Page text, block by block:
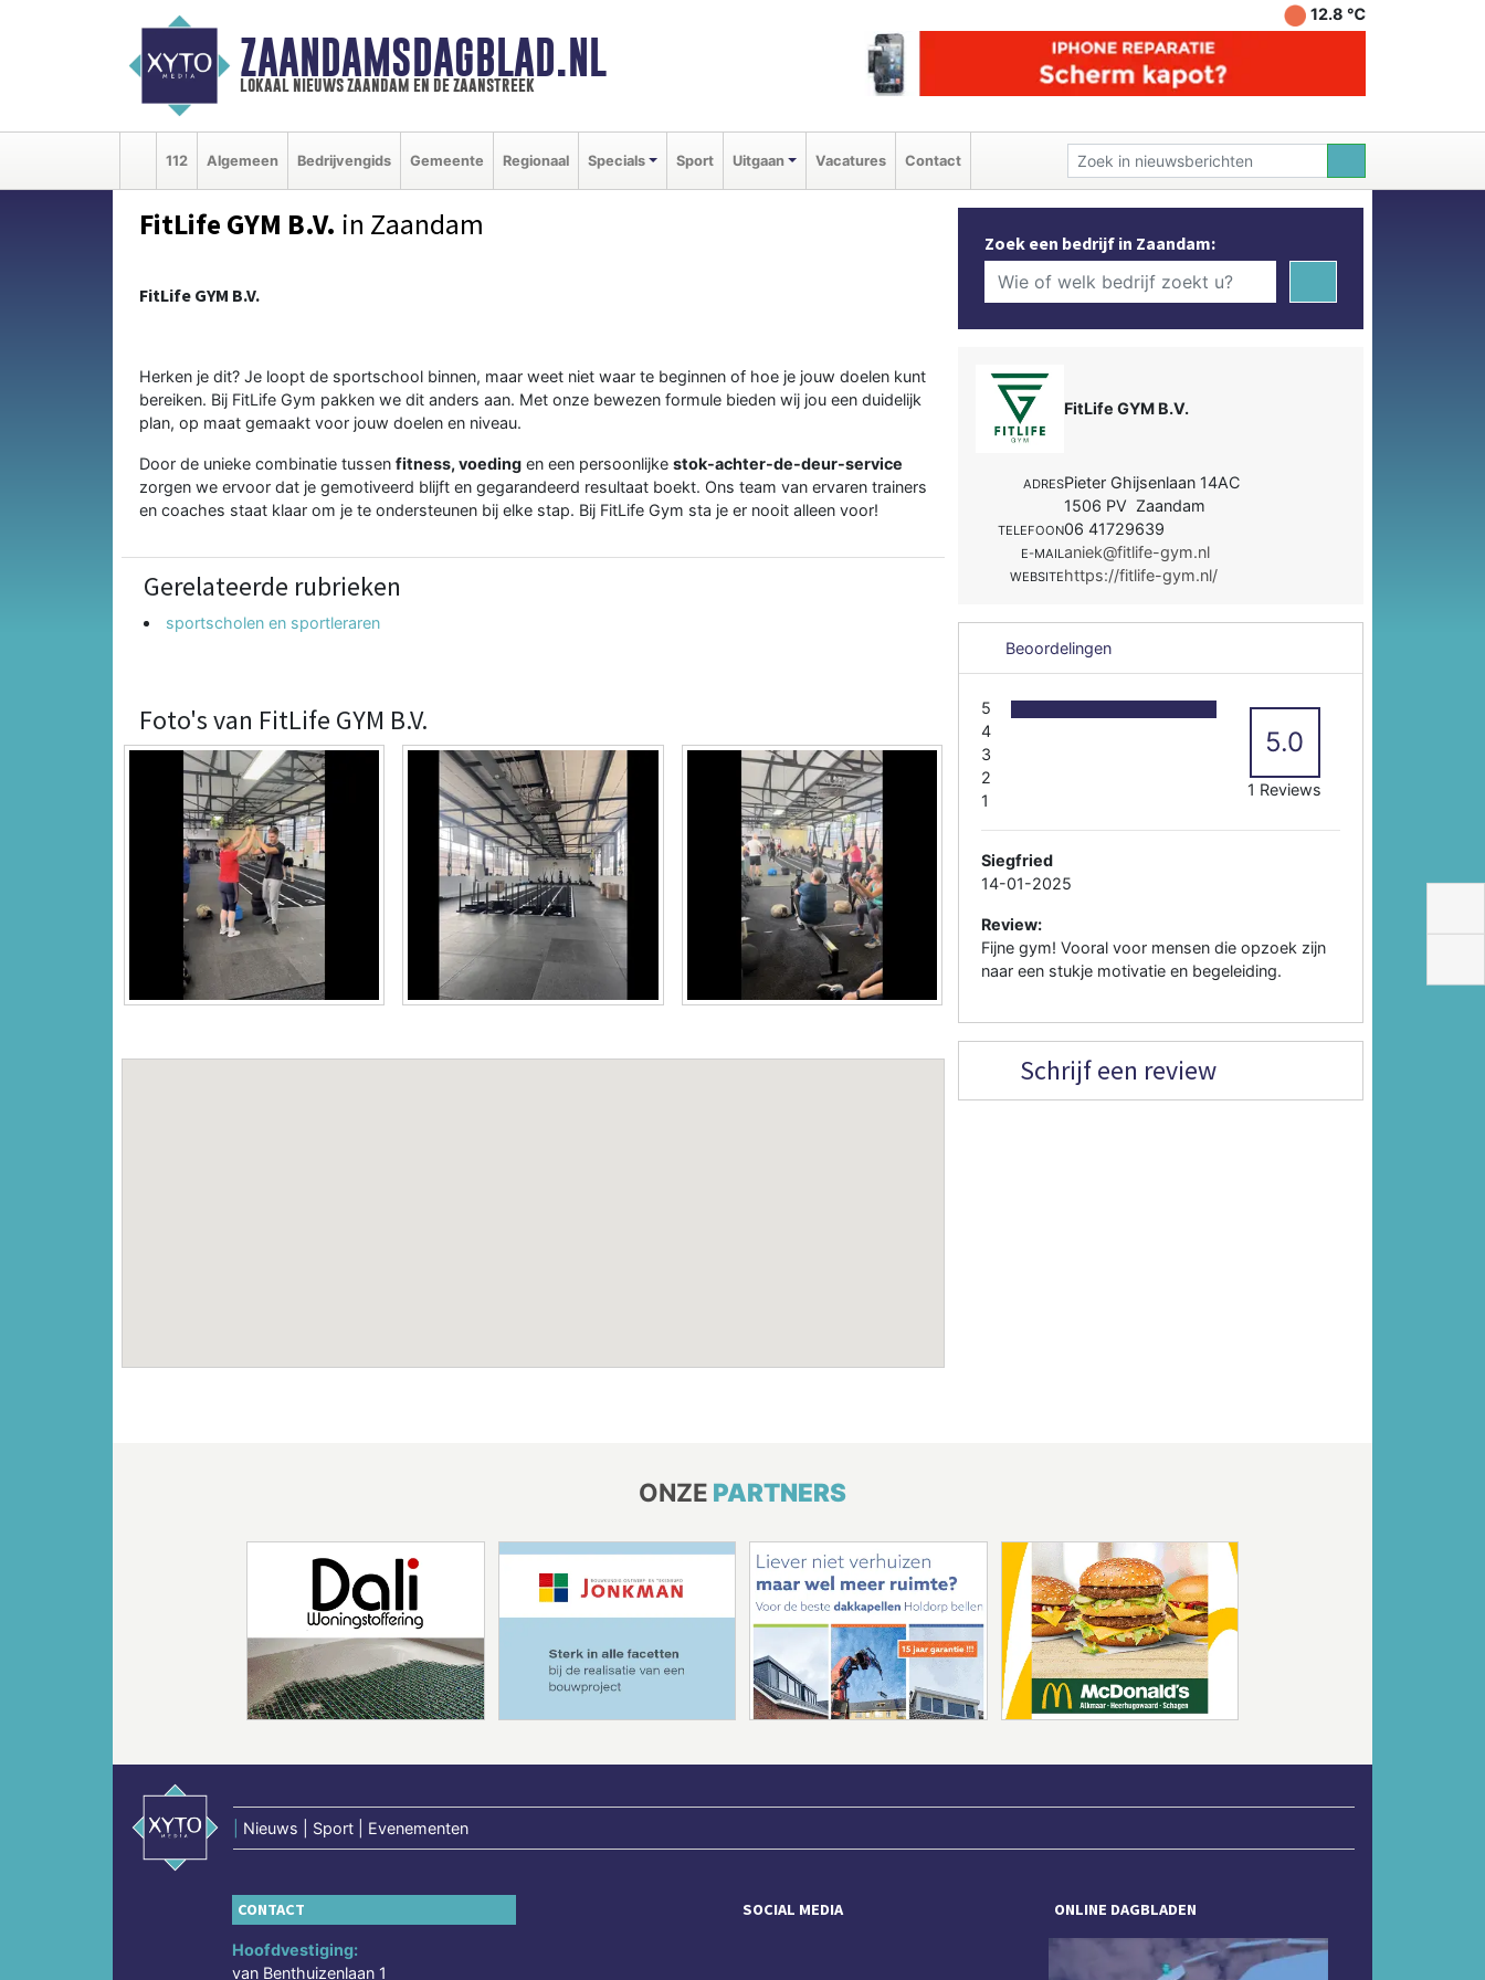
ZAANDAMSDAGBLAD.NL
lokaal nieuws zaandam en de zaanstreek
12.8 ℃
112 Algemeen Bedrijvengids Gemeente Regionaal Specials Sport Uitgaan Vacatures Contact
FitLife GYM B.V. in Zaandam
FitLife GYM B.V.
Herken je dit? Je loopt de sportschool binnen, maar weet niet waar te beginnen of hoe je jouw doelen kunt
bereiken. Bij FitLife Gym pakken we dit anders aan. Met onze bewezen formule bieden wij jou een duidelijk
plan, op maat gemaakt voor jouw doelen en niveau.
Door de unieke combinatie tussen fitness, voeding en een persoonlijke stok-achter-de-deur-service
zorgen we ervoor dat je gemotiveerd blijft en gegarandeerd resultaat boekt. Ons team van ervaren trainers
en coaches staat klaar om je te ondersteunen bij elke stap. Bij FitLife Gym sta je er nooit alleen voor!
Gerelateerde rubrieken
sportscholen en sportleraren
Foto's van FitLife GYM B.V.
Zoek een bedrijf in Zaandam:
FitLife GYM B.V.
ADRESPieter Ghijsenlaan 14AC
1506 PV Zaandam
TELEFOON06 41729639
E-MAILaniek@fitlife-gym.nl
WEBSITEhttps://fitlife-gym.nl/
Beoordelingen
5
4
3
2
1
5.0
1 Reviews
Siegfried
14-01-2025
Review:
Fijne gym! Vooral voor mensen die opzoek zijn
naar een stukje motivatie en begeleiding.
Schrijf een review
ONZE PARTNERS
Nieuws | Sport | Evenementen
CONTACT
Hoofdvestiging:
van Benthuizenlaan 1
SOCIAL MEDIA ONLINE DAGBLADEN